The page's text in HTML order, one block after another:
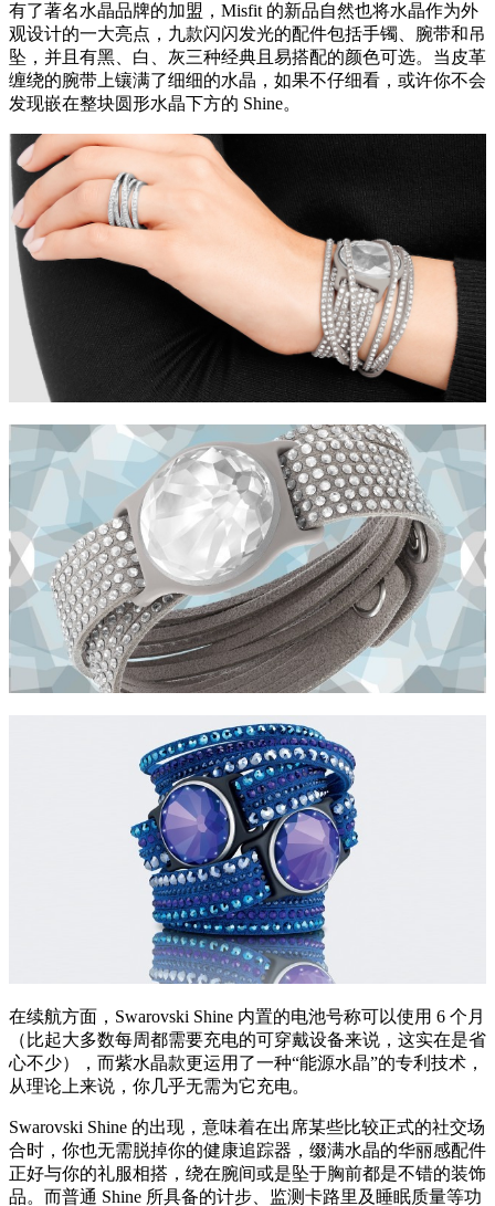
有了著名水晶品牌的加盟，Misfit 的新品自然也将水晶作为外
观设计的一大亮点，九款闪闪发光的配件包括手镯、腕带和吊
坠，并且有黑、白、灰三种经典且易搭配的颜色可选。当皮革
缠绕的腕带上镶满了细细的水晶，如果不仔细看，或许你不会
发现嵌在整块圆形水晶下方的 Shine。
在续航方面，Swarovski Shine 内置的电池号称可以使用 6 个月
（比起大多数每周都需要充电的可穿戴设备来说，这实在是省
心不少），而紫水晶款更运用了一种“能源水晶”的专利技术，
从理论上来说，你几乎无需为它充电。
Swarovski Shine 的出现，意味着在出席某些比较正式的社交场
合时，你也无需脱掉你的健康追踪器，缀满水晶的华丽感配件
正好与你的礼服相搭，绕在腕间或是坠于胸前都是不错的装饰
品。而普通 Shine 所具备的计步、监测卡路里及睡眠质量等功